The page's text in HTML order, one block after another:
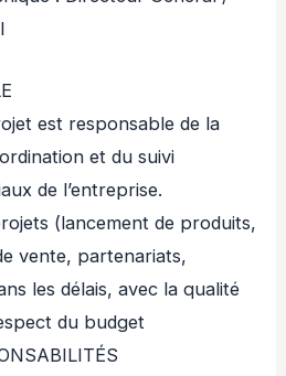
est responsable de la
et du suivi
de l’entreprise.
(lancement de produits,
vente, partenariats,
les délais, avec la qualité
du budget